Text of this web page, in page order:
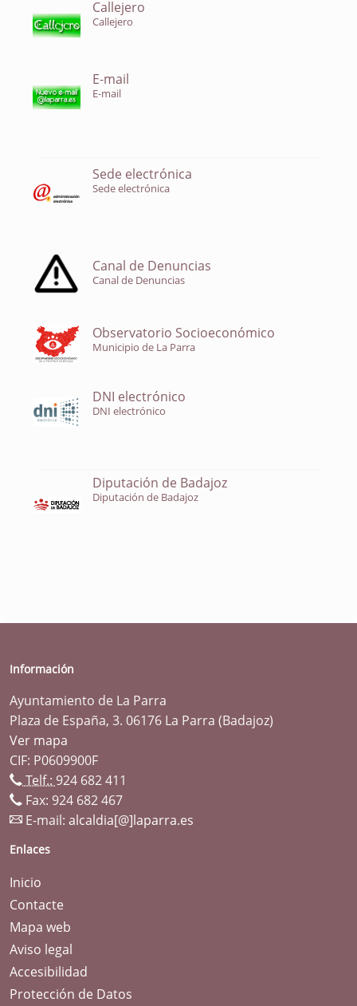
Callejero
Callejero
E-mail
E-mail
Sede electrónica
Sede electrónica
Canal de Denuncias
Canal de Denuncias
Observatorio Socioeconómico
Municipio de La Parra
DNI electrónico
DNI electrónico
Diputación de Badajoz
Diputación de Badajoz
Información
Ayuntamiento de La Parra
Plaza de España, 3. 06176 La Parra (Badajoz)
Ver mapa
CIF: P0609900F
Telf.: 924 682 411
Fax: 924 682 467
E-mail: alcaldia[@]laparra.es
Enlaces
Inicio
Contacte
Mapa web
Aviso legal
Accesibilidad
Protección de Datos